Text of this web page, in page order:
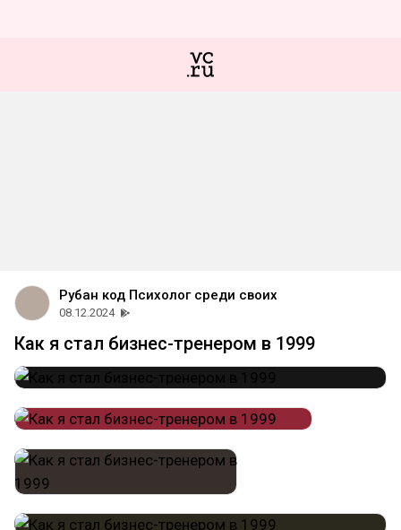
Рубан код Психолог среди своих
08.12.2024
Как я стал бизнес-тренером в 1999